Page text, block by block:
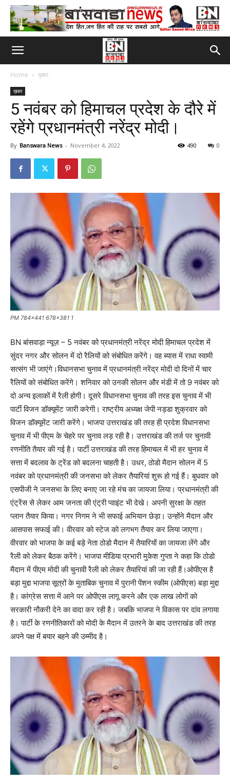
Home ख़बर
ख़बर
5 नवंबर को हिमाचल प्रदेश के दौरे में
रहेंगे प्रधानमंत्री नरेंद्र मोदी।
By Banswara News - November 4, 2022 0
490
PM 784x441 678x381 1
BN बांसवाड़ा न्यूज़ – 5 नवंबर को प्रधानमंत्री नरेंद्र मोदी हिमाचल प्रदेश में
सुंदर नगर और सोलन में दो रैलियों को संबोधित करेंगे। वह ब्यास में राधा स्वामी
सत्संग भी जाएंगे।विधानसभा चुनाव में प्रधानमंत्री नरेंद्र मोदी दो दिनों में चार
रैलियों को संबोधित करेंगे। शनिवार को उनकी सोलन और मंडी में तो 9 नवंबर को
दो अन्य इलाकों में रैली होगी। दूसरे विधानसभा चुनाव की तरह इस चुनाव में भी
पार्टी विजन डॉक्यूमेंट जारी करेगी। राष्ट्रीय अध्यक्ष जेपी नड्डा शुक्रवार को
विजन डॉक्यूमेंट जारी करेंगे। भाजपा उत्तराखंड की तरह ही प्रदेश विधानसभा
चुनाव में भी पीएम के चेहरे पर चुनाव लड़ रही है। उत्तराखंड की तर्ज पर चुनावी
रणनीति तैयार की गई है। पार्टी उत्तराखंड की तरह हिमाचल में भी हर चुनाव में
सत्ता में बदलाव के ट्रेंड को बदलना चाहती है। उधर, ठोडो मैदान सोलन में 5
नवंबर को प्रधानमंत्री की जनसभा को लेकर तैयारियां शुरू हो गई हैं। बुधवार को
एसपीजी ने जनसभा के लिए बनाए जा रहे मंच का जायजा लिया। प्रधानमंत्री की
एंट्रेंस से लेकर आम जनता की एंट्री प्वाइंट भी देखे। अपनी सुरक्षा के तहत
प्लान तैयार किया। नगर निगम ने भी सफाई अभियान छेड़ा। उन्होंने मैदान और
आसपास सफाई की। वीरवार को स्टेज को लगभग तैयार कर लिया जाएगा।
वीरवार को भाजपा के कई बड़े नेता ठोडो मैदान में तैयारियों का जायजा लेंगे और
रैली को लेकर बैठक करेंगे। भाजपा मीडिया प्रभारी मुकेश गुप्ता ने कहा कि ठोडो
मैदान में पीएम मोदी की चुनावी रैली को लेकर तैयारियां की जा रही हैं।ओपीएस है
बड़ा मुद्दा भाजपा सूत्रों के मुताबिक चुनाव में पुरानी पेंशन स्कीम (ओपीएस) बड़ा मुद्दा
है। कांग्रेस सत्ता में आने पर ओपीएस लागू करने और एक लाख लोगों को
सरकारी नौकरी देने का वादा कर रही है। जबकि भाजपा ने विकास पर दांव लगाया
है। पार्टी के रणनीतिकारों को मोदी के मैदान में उतरने के बाद उत्तराखंड की तरह
अपने पक्ष में बयार बहने की उम्मीद है।